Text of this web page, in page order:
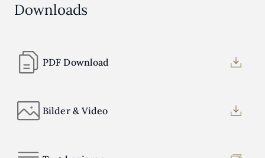
Downloads
PDF Download
Bilder & Video